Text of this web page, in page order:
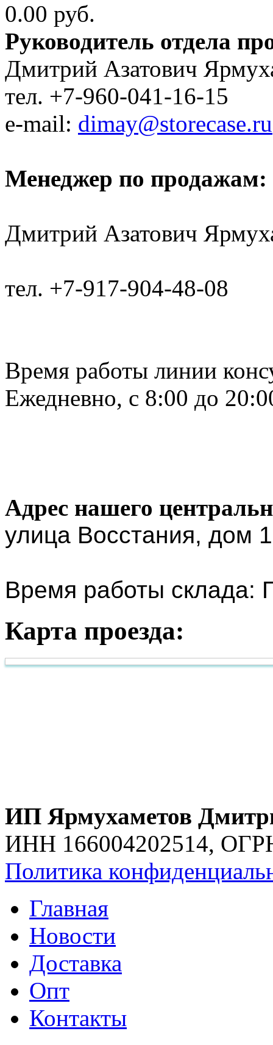
0.00 руб.
Руководитель отдела
Дмитрий Азатович
тел. +7-960-041-16-15
e-mail: dimay@storecase.ru
Менеджер по продажам:
Дмитрий Азатович
тел. +7-917-904-48-08
Время работы линии
Ежедневно, с 8:00 до
Адрес нашего
улица Восстания, дом
Время работы склада:
Карта проезда:
ИП Ярмухаметов
ИНН 166004202514,
Политика
Главная
Новости
Доставка
Опт
Контакты